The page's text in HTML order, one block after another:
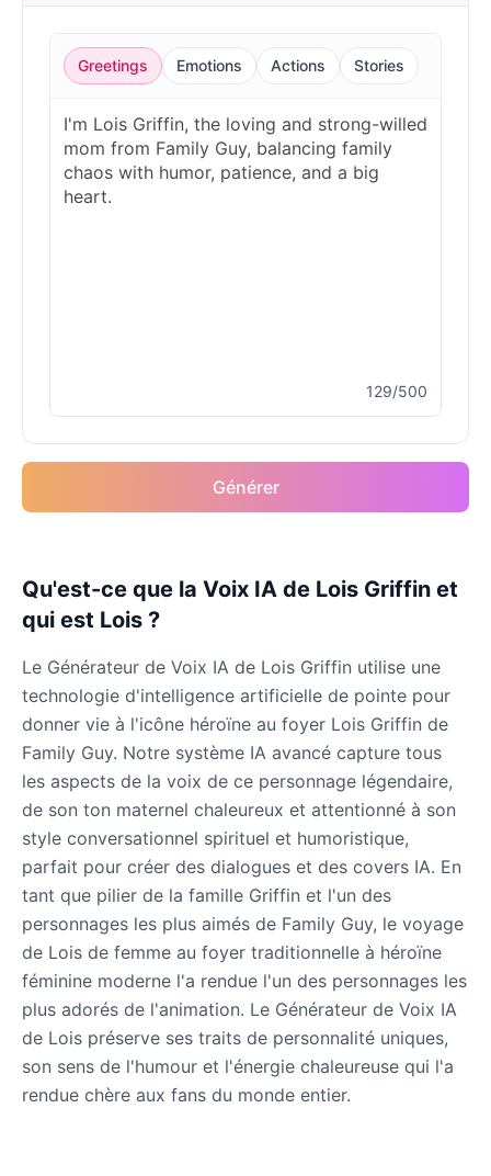
Greetings Emotions Actions Stories
129/500
Générer
Qu'est-ce que la Voix IA de Lois Griffin et
qui est Lois ?
Le Générateur de Voix IA de Lois Griffin utilise une
technologie d'intelligence artificielle de pointe pour
donner vie à l'icône héroïne au foyer Lois Griffin de
Family Guy. Notre système IA avancé capture tous
les aspects de la voix de ce personnage légendaire,
de son ton maternel chaleureux et attentionné à son
style conversationnel spirituel et humoristique,
parfait pour créer des dialogues et des covers IA. En
tant que pilier de la famille Griffin et l'un des
personnages les plus aimés de Family Guy, le voyage
de Lois de femme au foyer traditionnelle à héroïne
féminine moderne l'a rendue l'un des personnages les
plus adorés de l'animation. Le Générateur de Voix IA
de Lois préserve ses traits de personnalité uniques,
son sens de l'humour et l'énergie chaleureuse qui l'a
rendue chère aux fans du monde entier.